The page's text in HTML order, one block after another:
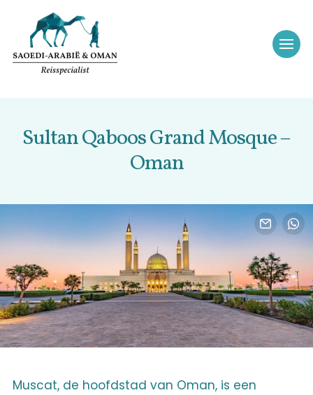
Sultan Qaboos Grand Mosque –
Oman
Muscat, de hoofdstad van Oman, is een